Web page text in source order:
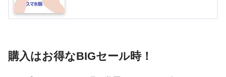
購入はお得なBIGセール時！